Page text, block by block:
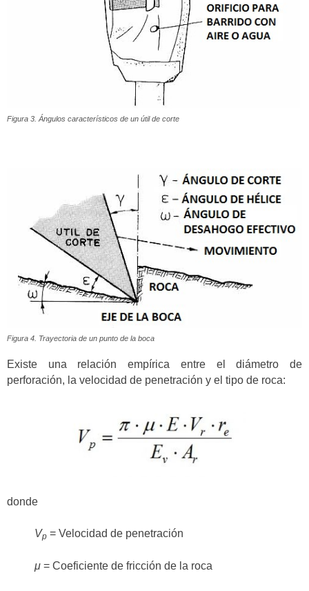
Figura 3. Ángulos característicos de un útil de corte
Figura 4. Trayectoria de un punto de la boca
Existe una relación empírica entre el diámetro de
perforación, la velocidad de penetración y el tipo de roca:
donde
Vp = Velocidad de penetración
μ = Coeficiente de fricción de la roca